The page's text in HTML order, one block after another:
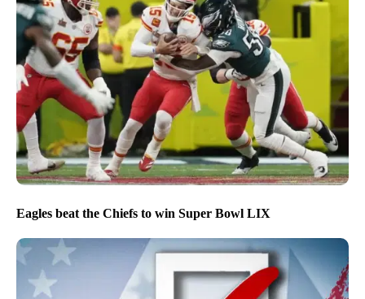
Eagles beat the Chiefs to win Super Bowl LIX